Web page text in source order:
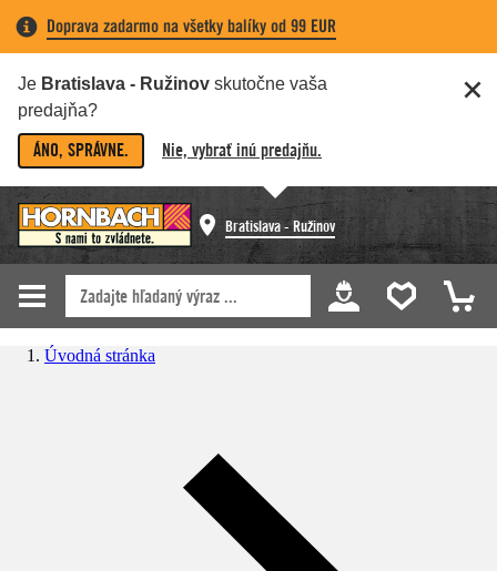
Doprava zadarmo na všetky balíky od 99 EUR
Je Bratislava - Ružinov skutočne vaša
predajňa?
ÁNO, SPRÁVNE. Nie, vybrať inú predajňu.
Bratislava - Ružinov
Úvodná stránka